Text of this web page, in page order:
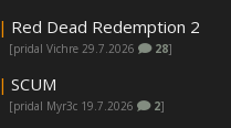
| Red Dead Redemption 2
[pridal Vichre 29.7.2026 28]
| SCUM
[pridal Myr3c 19.7.2026 2]